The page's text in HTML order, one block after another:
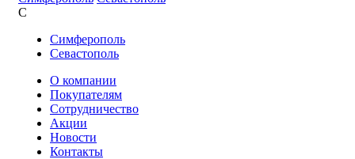
С
Симферополь
Севастополь
О компании
Покупателям
Сотрудничество
Акции
Новости
Контакты